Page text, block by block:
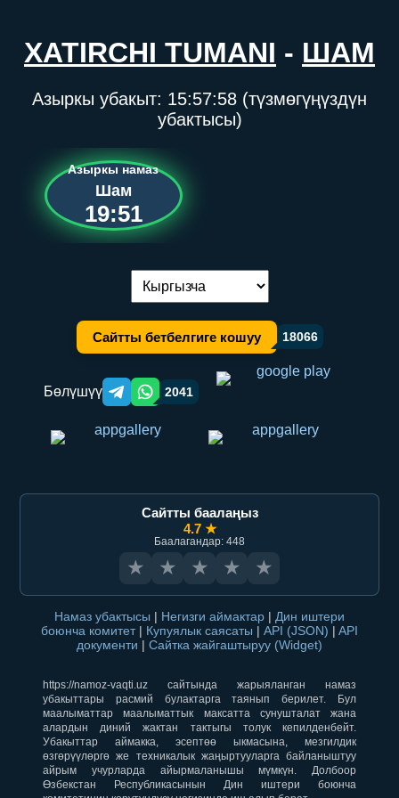
XATIRCHI TUMANI - ШАМ
Азыркы убакыт: 15:57:58 (түзмөгүңүздүн
убактысы)
Азыркы намаз
Шам
19:51
Тилди алмаштыруу:
Сайтты бетбелгиге кошуу 18066
Бөлүшүү Telegram orqali ulashish
WhatsApp orqali ulashish
2041
Сайтты баалаңыз
4.7 ★
Баалагандар: 448
★ ★ ★ ★ ★
Намаз убактысы | Негизги аймактар | Дин иштери
боюнча комитет | Купуялык саясаты | API (JSON) | API
документи | Сайтка жайгаштыруу (Widget)
https://namoz-vaqti.uz сайтында жарыяланган намаз
убакыттары расмий булактарга таянып берилет. Бул
маалыматтар маалыматтык максатта сунушталат жана
алардын диний жактан тактыгы толук кепилденбейт.
Убакыттар аймакка, эсептөө ыкмасына, мезгилдик
өзгөрүүлөргө же техникалык жаңыртууларга байланыштуу
айрым учурларда айырмаланышы мүмкүн. Долбоор
Өзбекстан Республикасынын Дин иштери боюнча